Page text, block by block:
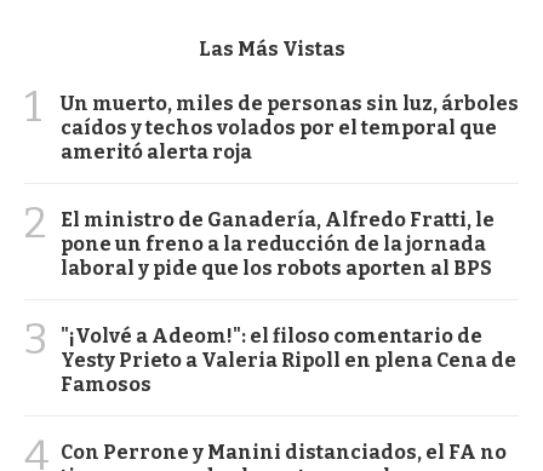
Las Más Vistas
1
Un muerto, miles de personas sin luz, árboles
caídos y techos volados por el temporal que
ameritó alerta roja
2
El ministro de Ganadería, Alfredo Fratti, le
pone un freno a la reducción de la jornada
laboral y pide que los robots aporten al BPS
3
"¡Volvé a Adeom!": el filoso comentario de
Yesty Prieto a Valeria Ripoll en plena Cena de
Famosos
4 Con Perrone y Manini distanciados, el FA no